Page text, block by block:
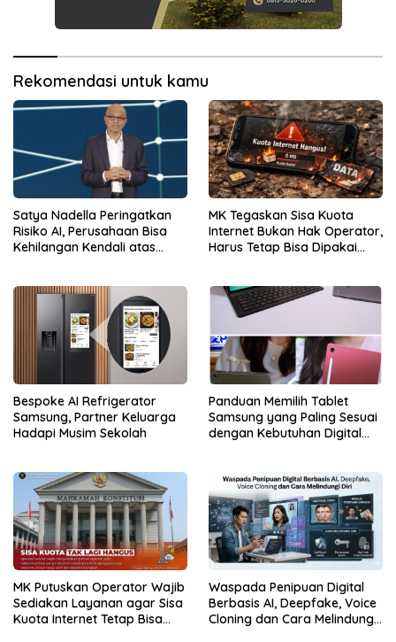
Rekomendasi untuk kamu
Satya Nadella Peringatkan
Risiko AI, Perusahaan Bisa
Kehilangan Kendali atas
MK Tegaskan Sisa Kuota
Internet Bukan Hak Operator,
Harus Tetap Bisa Dipakai
Bespoke AI Refrigerator
Samsung, Partner Keluarga
Hadapi Musim Sekolah
Panduan Memilih Tablet
Samsung yang Paling Sesuai
dengan Kebutuhan Digital
MK Putuskan Operator Wajib
Sediakan Layanan agar Sisa
Kuota Internet Tetap Bisa
Waspada Penipuan Digital
Berbasis AI, Deepfake, Voice
Cloning dan Cara Melindungi